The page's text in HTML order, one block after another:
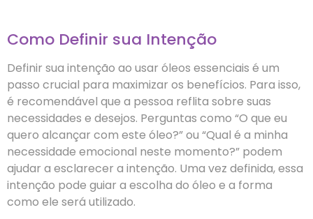
Como Definir sua Intenção
Definir sua intenção ao usar óleos essenciais é um
passo crucial para maximizar os benefícios. Para isso,
é recomendável que a pessoa reflita sobre suas
necessidades e desejos. Perguntas como “O que eu
quero alcançar com este óleo?” ou “Qual é a minha
necessidade emocional neste momento?” podem
ajudar a esclarecer a intenção. Uma vez definida, essa
intenção pode guiar a escolha do óleo e a forma
como ele será utilizado.